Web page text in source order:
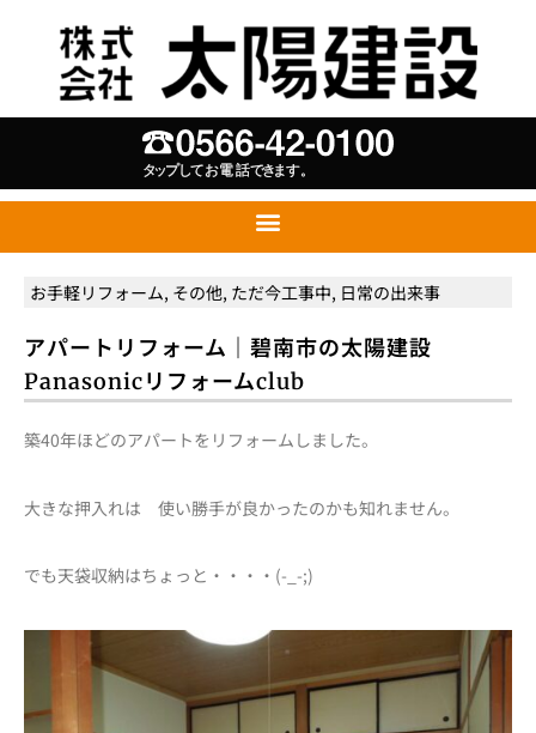
お手軽リフォーム, その他, ただ今工事中, 日常の出来事
アパートリフォーム｜碧南市の太陽建設
Panasonicリフォームclub
築40年ほどのアパートをリフォームしました。
大きな押入れは 使い勝手が良かったのかも知れません。
でも天袋収納はちょっと・・・・(-_-;)